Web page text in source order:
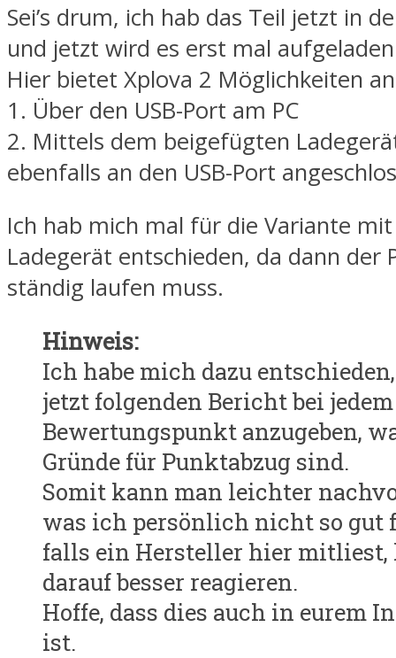
Sei’s drum, ich hab das Teil jetzt in
und jetzt wird es erst mal
Hier bietet Xplova 2 Möglichkeiten
1. Über den USB-Port am PC
2. Mittels dem beigefügten
ebenfalls an den USB-Port
Ich hab mich mal für die Variante
Ladegerät entschieden, da dann der
ständig laufen muss.
Hinweis:
Ich habe mich dazu
jetzt folgenden Bericht bei jedem
Bewertungspunkt anzugeben,
Gründe für Punktabzug sind.
Somit kann man leichter
was ich persönlich nicht so gut
falls ein Hersteller hier mitliest,
darauf besser reagieren.
Hoffe, dass dies auch in eurem
ist.